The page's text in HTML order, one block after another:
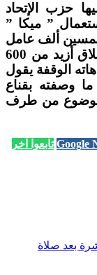
حزب الإتحاد
” ميكا ”
ألف عامل
يمتهنون البلاستيك كما سيتسبب في إغلاق أزيد من 600
الوقفة يقول
وصفته بقناع
من طرف
تابعوا آخر
بعد صلاة